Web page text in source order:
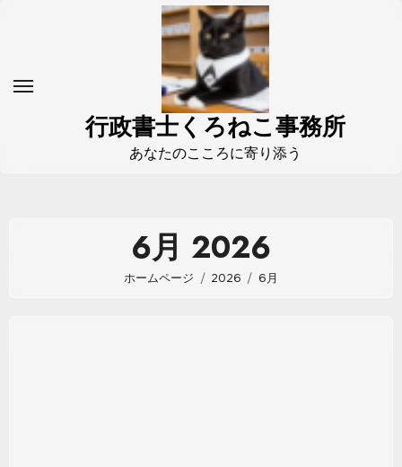
行政書士くろねこ事務所
あなたのこころに寄り添う
6月 2026
ホームページ 2026 6月